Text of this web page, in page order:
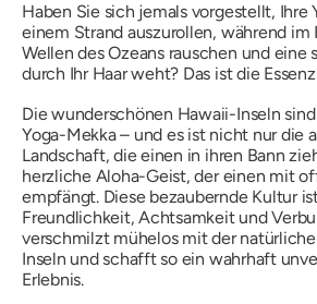
Haben Sie sich jemals vorgestellt, Ihre
einem Strand auszurollen, während
Wellen des Ozeans rauschen und eine
durch Ihr Haar weht? Das ist die
Die wunderschönen Hawaii-Inseln
Yoga-Mekka – und es ist nicht nur die
Landschaft, die einen in ihren Bann
herzliche Aloha-Geist, der einen mit
empfängt. Diese bezaubernde Kultur
Freundlichkeit, Achtsamkeit und
verschmilzt mühelos mit der
Inseln und schafft so ein wahrhaft
Erlebnis.